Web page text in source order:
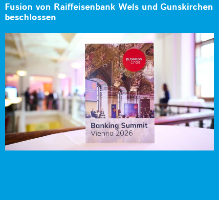
Fusion von Raiffeisenbank Wels und Gunskirchen
beschlossen